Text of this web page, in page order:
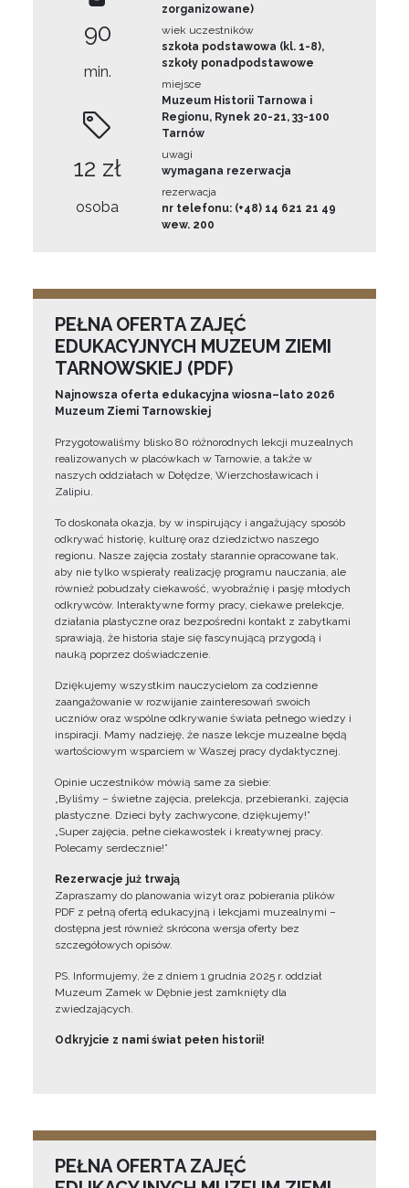
90
min.
12 zł
osoba
zorganizowane)
wiek uczestników
szkoła podstawowa (kl. 1-8),
szkoły ponadpodstawowe
miejsce
Muzeum Historii Tarnowa i
Regionu, Rynek 20-21, 33-100
Tarnów
uwagi
wymagana rezerwacja
rezerwacja
nr telefonu: (+48) 14 621 21 49
wew. 200
PEŁNA OFERTA ZAJĘĆ
EDUKACYJNYCH MUZEUM ZIEMI
TARNOWSKIEJ (PDF)
Najnowsza oferta edukacyjna wiosna–lato 2026
Muzeum Ziemi Tarnowskiej
Przygotowaliśmy blisko 80 różnorodnych lekcji muzealnych
realizowanych w placówkach w Tarnowie, a także w
naszych oddziałach w Dołędze, Wierzchosławicach i
Zalipiu.
To doskonała okazja, by w inspirujący i angażujący sposób
odkrywać historię, kulturę oraz dziedzictwo naszego
regionu. Nasze zajęcia zostały starannie opracowane tak,
aby nie tylko wspierały realizację programu nauczania, ale
również pobudzały ciekawość, wyobraźnię i pasję młodych
odkrywców. Interaktywne formy pracy, ciekawe prelekcje,
działania plastyczne oraz bezpośredni kontakt z zabytkami
sprawiają, że historia staje się fascynującą przygodą i
nauką poprzez doświadczenie.
Dziękujemy wszystkim nauczycielom za codzienne
zaangażowanie w rozwijanie zainteresowań swoich
uczniów oraz wspólne odkrywanie świata pełnego wiedzy i
inspiracji. Mamy nadzieję, że nasze lekcje muzealne będą
wartościowym wsparciem w Waszej pracy dydaktycznej.
Opinie uczestników mówią same za siebie:
„Byliśmy – świetne zajęcia, prelekcja, przebieranki, zajęcia
plastyczne. Dzieci były zachwycone, dziękujemy!”
„Super zajęcia, pełne ciekawostek i kreatywnej pracy.
Polecamy serdecznie!”
Rezerwacje już trwają
Zapraszamy do planowania wizyt oraz pobierania plików
PDF z pełną ofertą edukacyjną i lekcjami muzealnymi –
dostępna jest również skrócona wersja oferty bez
szczegółowych opisów.
PS. Informujemy, że z dniem 1 grudnia 2025 r. oddział
Muzeum Zamek w Dębnie jest zamknięty dla
zwiedzających.
Odkryjcie z nami świat pełen historii!
PEŁNA OFERTA ZAJĘĆ